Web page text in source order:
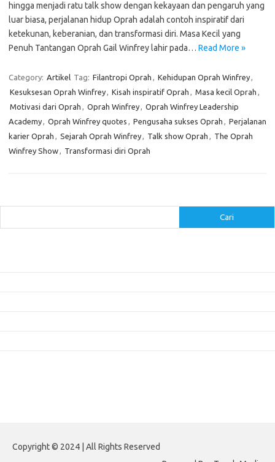
hingga menjadi ratu talk show dengan kekayaan dan pengaruh yang
luar biasa, perjalanan hidup Oprah adalah contoh inspiratif dari
ketekunan, keberanian, dan transformasi diri. Masa Kecil yang
Penuh Tantangan Oprah Gail Winfrey lahir pada… Read More »
Category: Artikel Tag: Filantropi Oprah , Kehidupan Oprah Winfrey,
Kesuksesan Oprah Winfrey, Kisah inspiratif Oprah , Masa kecil Oprah ,
Motivasi dari Oprah , Oprah Winfrey, Oprah Winfrey Leadership
Academy, Oprah Winfrey quotes , Pengusaha sukses Oprah , Perjalanan
karier Oprah , Sejarah Oprah Winfrey, Talk show Oprah , The Oprah
Winfrey Show, Transformasi diri Oprah
Cari
Copyright © 2024 | All Rights Reserved